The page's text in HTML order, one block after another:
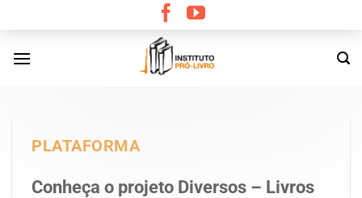
content
PLATAFORMA
Conheça o projeto Diversos – Livros